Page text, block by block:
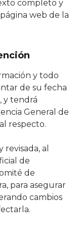
completo y
web de la
y todo
de su fecha
y tendrá
General de
respecto.
al
de
de
para asegurar
cambios